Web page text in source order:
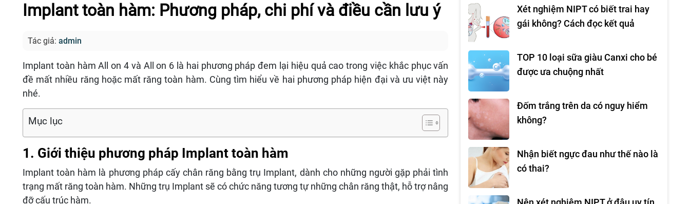
Implant toàn hàm: Phương pháp, chi phí và điều cần lưu ý
Tác giả: admin
Implant toàn hàm All on 4 và All on 6 là hai phương pháp đem lại hiệu quả cao trong việc khắc phục vấn
đề mất nhiều răng hoặc mất răng toàn hàm. Cùng tìm hiểu về hai phương pháp hiện đại và ưu việt này
nhé.
Mục lục
1. Giới thiệu phương pháp Implant toàn hàm
Implant toàn hàm là phương pháp cấy chân răng bằng trụ Implant, dành cho những người gặp phải tình
trạng mất răng toàn hàm. Những trụ Implant sẽ có chức năng tương tự những chân răng thật, hỗ trợ nâng
đỡ cấu trúc hàm.
Xét nghiệm NIPT có biết trai hay
gái không? Cách đọc kết quả
TOP 10 loại sữa giàu Canxi cho bé
được ưa chuộng nhất
Đốm trắng trên da có nguy hiểm
không?
Nhận biết ngực đau như thế nào là
có thai?